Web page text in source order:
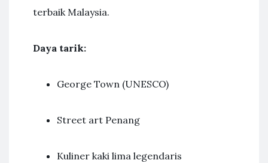
terbaik Malaysia.
Daya tarik:
George Town (UNESCO)
Street art Penang
Kuliner kaki lima legendaris